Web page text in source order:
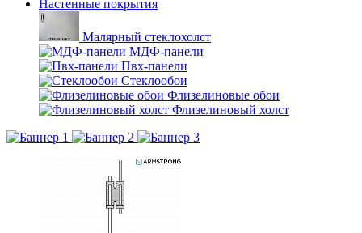
Настенные покрытия
Малярный стеклохолст
МДФ-панели
Пвх-панели
Стеклообои
Флизелиновые обои
Флизелиновый холст